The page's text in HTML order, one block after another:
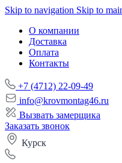
Skip to navigation Skip to
О компании
Доставка
Оплата
Контакты
+7 (4712) 22-09-49
info@krovmontag46.ru
Вызвать замерщика
Заказать звонок
Курск